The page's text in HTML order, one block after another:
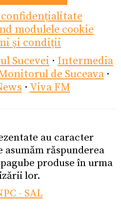
modulele cookie
și condiții
Sucevei · Intermedia
de Suceava ·
· Viva FM
au caracter
răspunderea
produse în urma
lor.